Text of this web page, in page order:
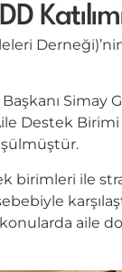
Simay
Destek
birimleri ile
aile